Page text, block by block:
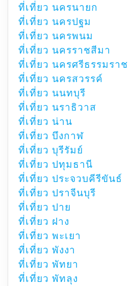
ที่เที่ยว นครนายก
ที่เที่ยว นครปฐม
ที่เที่ยว นครพนม
ที่เที่ยว นครราชสีมา
ที่เที่ยว นครศรีธรรมราช
ที่เที่ยว นครสวรรค์
ที่เที่ยว นนทบุรี
ที่เที่ยว นราธิวาส
ที่เที่ยว น่าน
ที่เที่ยว บึงกาฬ
ที่เที่ยว บุรีรัมย์
ที่เที่ยว ปทุมธานี
ที่เที่ยว ประจวบคีรีขันธ์
ที่เที่ยว ปราจีนบุรี
ที่เที่ยว ปาย
ที่เที่ยว ฝาง
ที่เที่ยว พะเยา
ที่เที่ยว พังงา
ที่เที่ยว พัทยา
ที่เที่ยว พัทลุง